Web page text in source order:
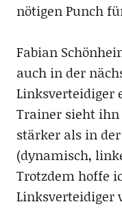
nötigen Punch
Fabian
auch in der
Linksverteidiger
Trainer sieht
stärker als in
(dynamisch,
Trotzdem hoffe
Linksverteidiger